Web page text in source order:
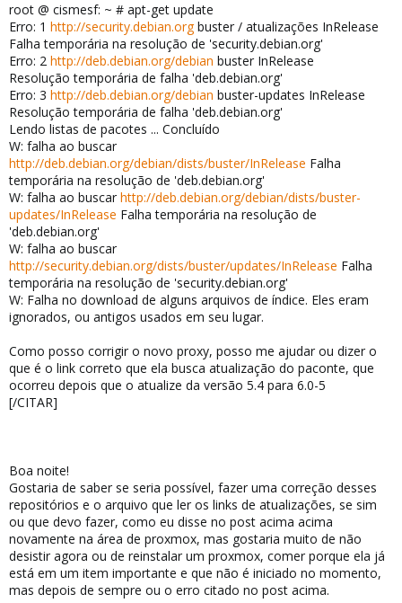
root @ cismesf: ~ # apt-get update
Erro: 1 http://security.debian.orgbuster / atualizações InRelease
Falha temporária na resolução de 'security.debian.org'
Erro: 2 http://deb.debian.org/debian buster InRelease
Resolução temporária de falha 'deb.debian.org'
Erro: 3 http://deb.debian.org/debian buster-updates InRelease
Resolução temporária de falha 'deb.debian.org'
Lendo listas de pacotes ... Concluído
W: falha ao buscar
http://deb.debian.org/debian/dists/buster/InRelease Falha
temporária na resolução de 'deb.debian.org'
W: falha ao buscar http://deb.debian.org/debian/dists/buster-
updates/InRelease Falha temporária na resolução de
'deb.debian.org'
W: falha ao buscar
http://security.debian.org/dists/buster/updates/InRelease Falha
temporária na resolução de 'security.debian.org'
W: Falha no download de alguns arquivos de índice. Eles eram
ignorados, ou antigos usados em seu lugar.
Como posso corrigir o novo proxy, posso me ajudar ou dizer o
que é o link correto que ela busca atualização do paconte, que
ocorreu depois que o atualize da versão 5.4 para 6.0-5
[/CITAR]
Boa noite!
Gostaria de saber se seria possível, fazer uma correção desses
repositórios e o arquivo que ler os links de atualizações, se sim
ou que devo fazer, como eu disse no post acima acima
novamente na área de proxmox, mas gostaria muito de não
desistir agora ou de reinstalar um proxmox, comer porque ela já
está em um item importante e que não é iniciado no momento,
mas depois de sempre ou o erro citado no post acima.